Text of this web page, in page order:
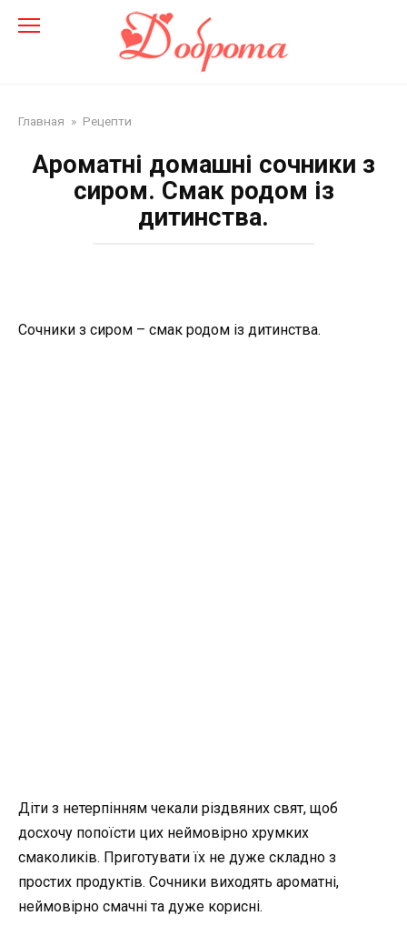
Главная » Рецепти
Ароматні домашні сочники з
сиром. Смак родом із
дитинства.
Сочники з сиром – смак родом із дитинства.
Діти з нетерпінням чекали різдвяних свят, щоб
досхочу попоїсти цих неймовірно хрумких
смаколиків. Приготувати їх не дуже складно з
простих продуктів. Сочники виходять ароматні,
неймовірно смачні та дуже корисні.